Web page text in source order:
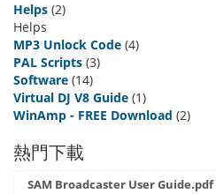
Helps (2)
Helps
MP3 Unlock Code (4)
PAL Scripts (3)
Software (14)
Virtual DJ V8 Guide (1)
WinAmp - FREE Download (2)
熱門下載
SAM Broadcaster User Guide.pdf